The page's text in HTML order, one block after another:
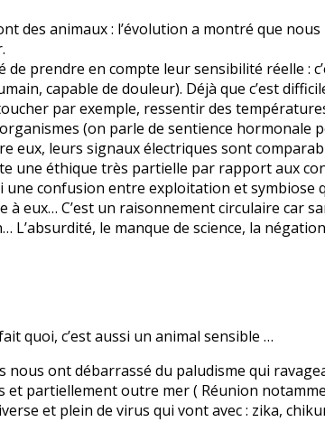
des animaux : l’évolution a montré que
prendre en compte leur sensibilité réelle :
capable de douleur). Déjà que c’est
par exemple, ressentir des
(on parle de sentience hormonale
eux, leurs signaux électriques sont
une éthique très partielle par rapport aux
une confusion entre exploitation et symbiose
à eux… C’est un raisonnement circulaire car
L’absurdité, le manque de science, la
quoi, c’est aussi un animal sensible …
nous ont débarrassé du paludisme qui
et partiellement outre mer ( Réunion
et plein de virus qui vont avec : zika,